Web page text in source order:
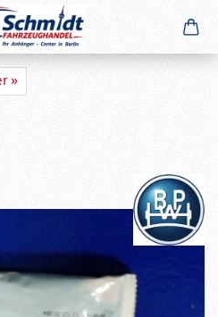
»
×
1050 mm mit Ring +